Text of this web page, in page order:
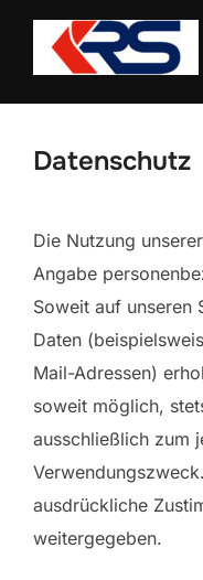
Zum
springen
Datenschutz
Die Nutzung
Angabe
Soweit auf unseren
Daten
Mail-Adressen)
soweit möglich,
ausschließlich zum
ausdrückliche
weitergegeben.